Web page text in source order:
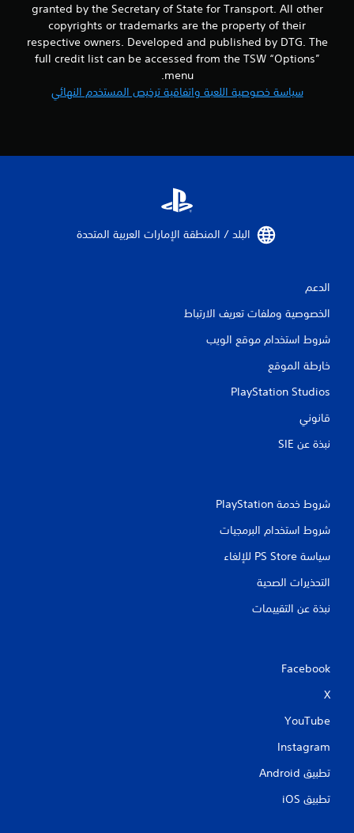
granted by the Secretary of State for Transport. All other
copyrights or trademarks are the property of their
respective owners. Developed and published by DTG. The
full credit list can be accessed from the TSW “Options”
menu.
سياسة خصوصية اللعبة واتفاقية ترخيص المستخدم النهائي
البلد / المنطقة الإمارات العربية المتحدة‏
الدعم
الخصوصية وملفات تعريف الارتباط
شروط استخدام موقع الويب
خارطة الموقع
PlayStation Studios
قانوني
نبذة عن SIE‏
شروط خدمة PlayStation‏
شروط استخدام البرمجيات
سياسة PS Store للإلغاء
التحذيرات الصحية
نبذة عن التقييمات
Facebook
X
YouTube
Instagram
تطبيق Android‏
تطبيق iOS‏